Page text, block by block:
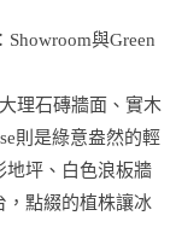
與Green
理石磚牆面、實木
則是綠意盎然的輕
地坪、白色浪板牆
，點綴的植株讓冰